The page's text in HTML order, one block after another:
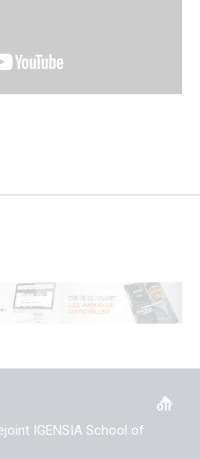
oir
IGENSIA School of